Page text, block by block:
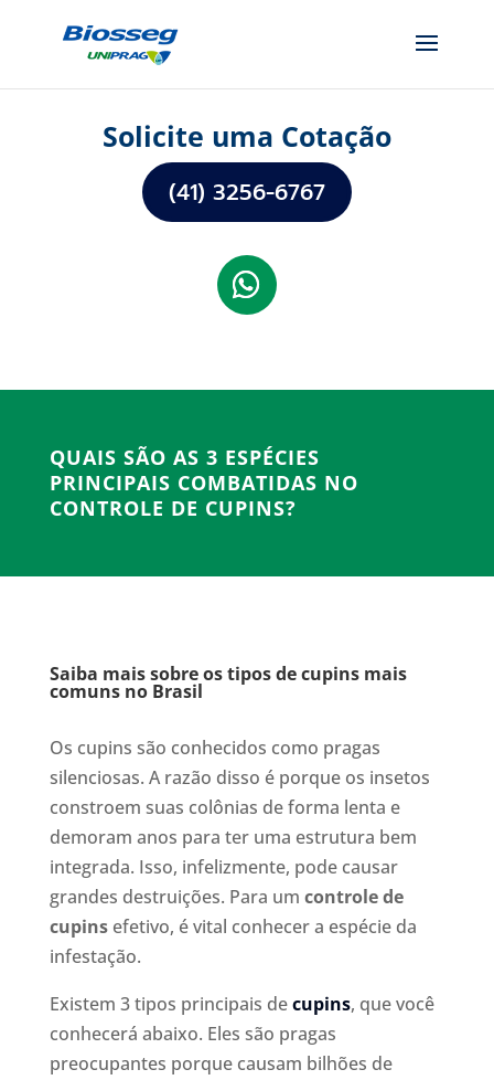
Solicite uma Cotação
(41) 3256-6767
QUAIS SÃO AS 3 ESPÉCIES
PRINCIPAIS COMBATIDAS NO
CONTROLE DE CUPINS?
Saiba mais sobre os tipos de cupins mais
comuns no Brasil
Os cupins são conhecidos como pragas
silenciosas. A razão disso é porque os insetos
constroem suas colônias de forma lenta e
demoram anos para ter uma estrutura bem
integrada. Isso, infelizmente, pode causar
grandes destruições. Para um controle de
cupinsefetivo, é vital conhecer a espécie da
infestação.
Existem 3 tipos principais decupins, que você
conhecerá abaixo. Eles são pragas
preocupantes porque causam bilhões de